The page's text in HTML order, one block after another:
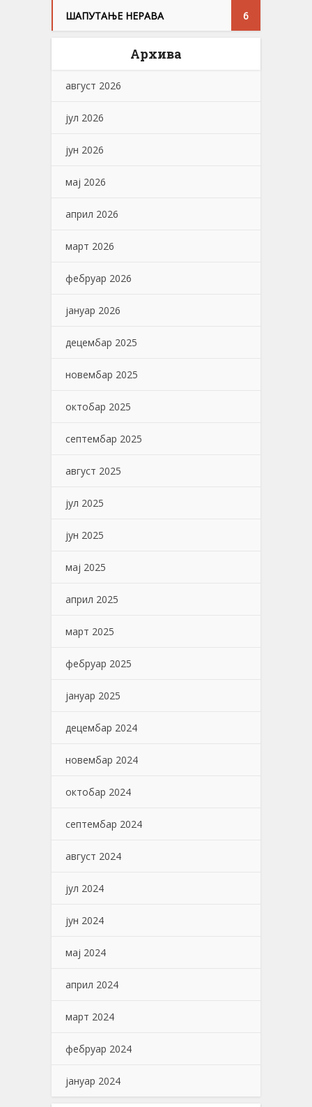
ШАПУТАЊЕ НЕРАВА 6
Архива
август 2026
јул 2026
јун 2026
мај 2026
април 2026
март 2026
фебруар 2026
јануар 2026
децембар 2025
новембар 2025
октобар 2025
септембар 2025
август 2025
јул 2025
јун 2025
мај 2025
април 2025
март 2025
фебруар 2025
јануар 2025
децембар 2024
новембар 2024
октобар 2024
септембар 2024
август 2024
јул 2024
јун 2024
мај 2024
април 2024
март 2024
фебруар 2024
јануар 2024